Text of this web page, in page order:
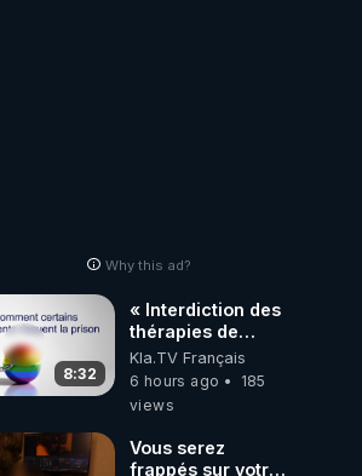
Why this ad?
8:32
« Interdiction des
thérapies de
conversion »
Kla.TV Français
6 hours ago
185
views
Vous serez
frappés sur votre